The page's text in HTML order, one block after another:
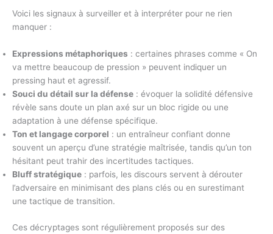
Voici les signaux à surveiller et à interpréter pour ne rien
manquer :
Expressions métaphoriques : certaines phrases comme « On
va mettre beaucoup de pression » peuvent indiquer un
pressing haut et agressif.
Souci du détail sur la défense : évoquer la solidité défensive
révèle sans doute un plan axé sur un bloc rigide ou une
adaptation à une défense spécifique.
Ton et langage corporel : un entraîneur confiant donne
souvent un aperçu d’une stratégie maîtrisée, tandis qu’un ton
hésitant peut trahir des incertitudes tactiques.
Bluff stratégique : parfois, les discours servent à dérouter
l’adversaire en minimisant des plans clés ou en surestimant
une tactique de transition.
Ces décryptages sont régulièrement proposés sur des